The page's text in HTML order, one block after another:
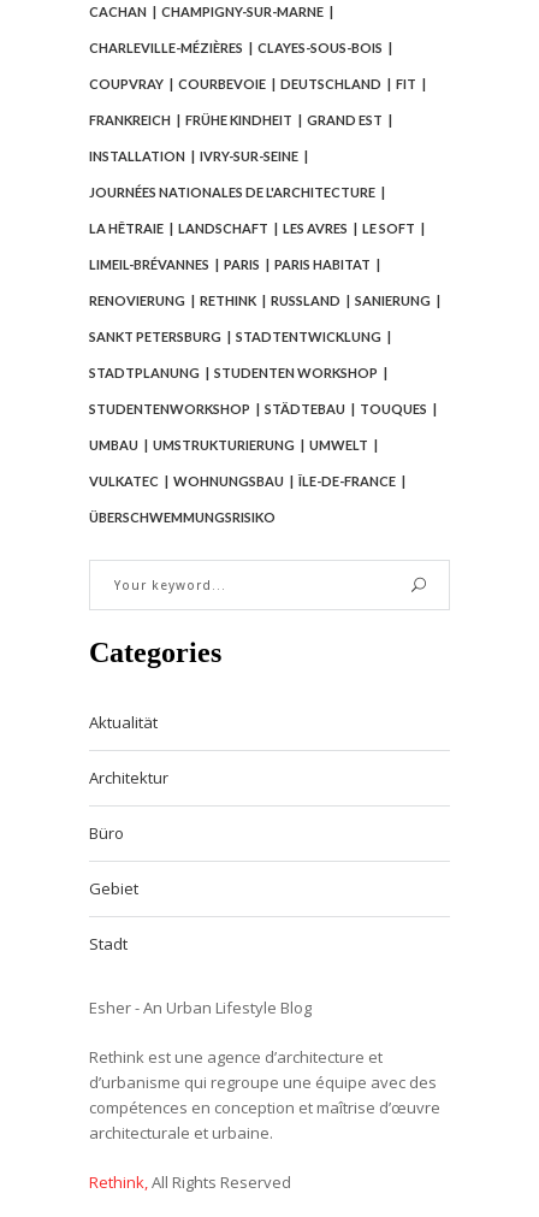
CACHAN CHAMPIGNY-SUR-MARNE
CHARLEVILLE-MÉZIÈRES CLAYES-SOUS-BOIS
COUPVRAY COURBEVOIE DEUTSCHLAND FIT
FRANKREICH FRÜHE KINDHEIT GRAND EST
INSTALLATION IVRY-SUR-SEINE
JOURNÉES NATIONALES DE L'ARCHITECTURE
LA HÊTRAIE LANDSCHAFT LES AVRES LE SOFT
LIMEIL-BRÉVANNES PARIS PARIS HABITAT
RENOVIERUNG RETHINK RUSSLAND SANIERUNG
SANKT PETERSBURG STADTENTWICKLUNG
STADTPLANUNG STUDENTEN WORKSHOP
STUDENTENWORKSHOP STÄDTEBAU TOUQUES
UMBAU UMSTRUKTURIERUNG UMWELT
VULKATEC WOHNUNGSBAU ÎLE-DE-FRANCE
ÜBERSCHWEMMUNGSRISIKO
Categories
Aktualität
Architektur
Büro
Gebiet
Stadt
Esher - An Urban Lifestyle Blog
Rethink est une agence d’architecture et
d’urbanisme qui regroupe une équipe avec des
compétences en conception et maîtrise d’œuvre
architecturale et urbaine.
Rethink, All Rights Reserved